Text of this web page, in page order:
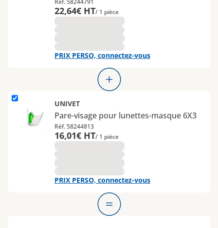
Réf. 58244791
22,64€ HT/ 1 pièce
PRIX PERSO, connectez-vous
L'élément Pare-visage pour lunettes-masque 6X3 est ajouté
UNIVET
Pare-visage pour lunettes-masque 6X3
Réf. 58244813
16,01€ HT/ 1 pièce
PRIX PERSO, connectez-vous